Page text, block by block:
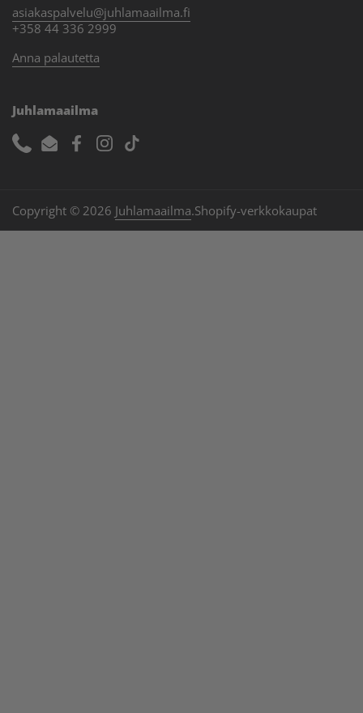
asiakaspalvelu@juhlamaailma.fi
+358 44 336 2999
Anna palautetta
Juhlamaailma
PhoneEmailFacebook
Instagram
TikTok
Copyright © 2026 Juhlamaailma.Shopify-verkkokaupat